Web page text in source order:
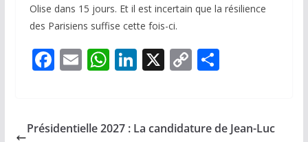
Olise dans 15 jours. Et il est incertain que la résilience
des Parisiens suffise cette fois-ci.
F
b
E
l
W
s
Li
e
X C
y
P
g
Présidentielle 2027 : La candidature de Jean-Luc